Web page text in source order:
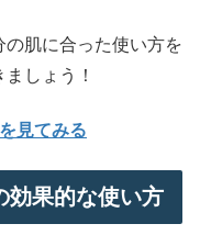
肌に合った使い方を
しょう！
見てみる
効果的な使い方